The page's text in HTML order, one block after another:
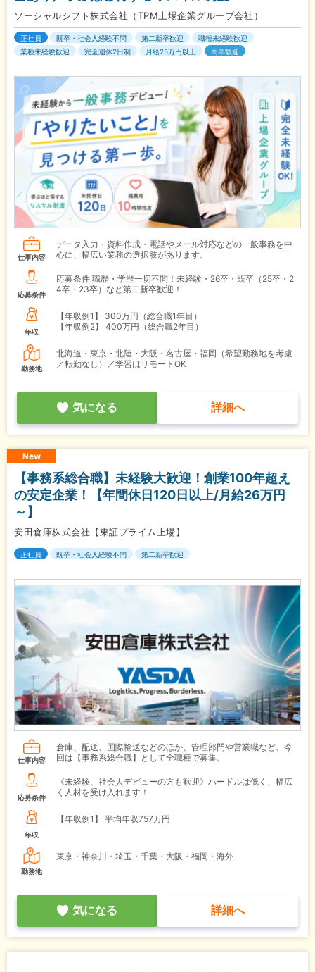
ソーシャルシフト株式会社（TPM上場企業グループ会社）
正社員 既卒・社会人経験不問 第二新卒歓迎
職種未経験歓迎
業種未経験歓迎
完全週休2日制 月給25万円以上 高卒歓迎
仕事内容
データ入力・資料作成・電話やメール対応などの一般事務を中
心に、幅広い業務の選択肢があります。
応募条件
応募条件 職歴・学歴一切不問！未経験・26卒・既卒（25卒・2
4卒・23卒）など第二新卒歓迎！
年収
【年収例1】
300万円（総合職1年目）
【年収例2】
400万円（総合職2年目）
勤務地
北海道・東京・北陸・大阪・名古屋・福岡（希望勤務地を考慮
／転勤なし）／学習はリモートOK
気になる 詳細へ
New
【事務系総合職】未経験大歓迎！創業100年超え
の安定企業！【年間休日120日以上/月給26万円
～】
安田倉庫株式会社【東証プライム上場】
正社員 既卒・社会人経験不問 第二新卒歓迎
仕事内容
倉庫、配送、国際輸送などのほか、管理部門や営業職など、今
回は【事務系総合職】として全職種で募集。
応募条件
《未経験、社会人デビューの方も歓迎》ハードルは低く、幅広
く人材を受け入れます！
年収
【年収例1】 平均年収757万円
勤務地
東京・神奈川・埼玉・千葉・大阪・福岡・海外
気になる 詳細へ